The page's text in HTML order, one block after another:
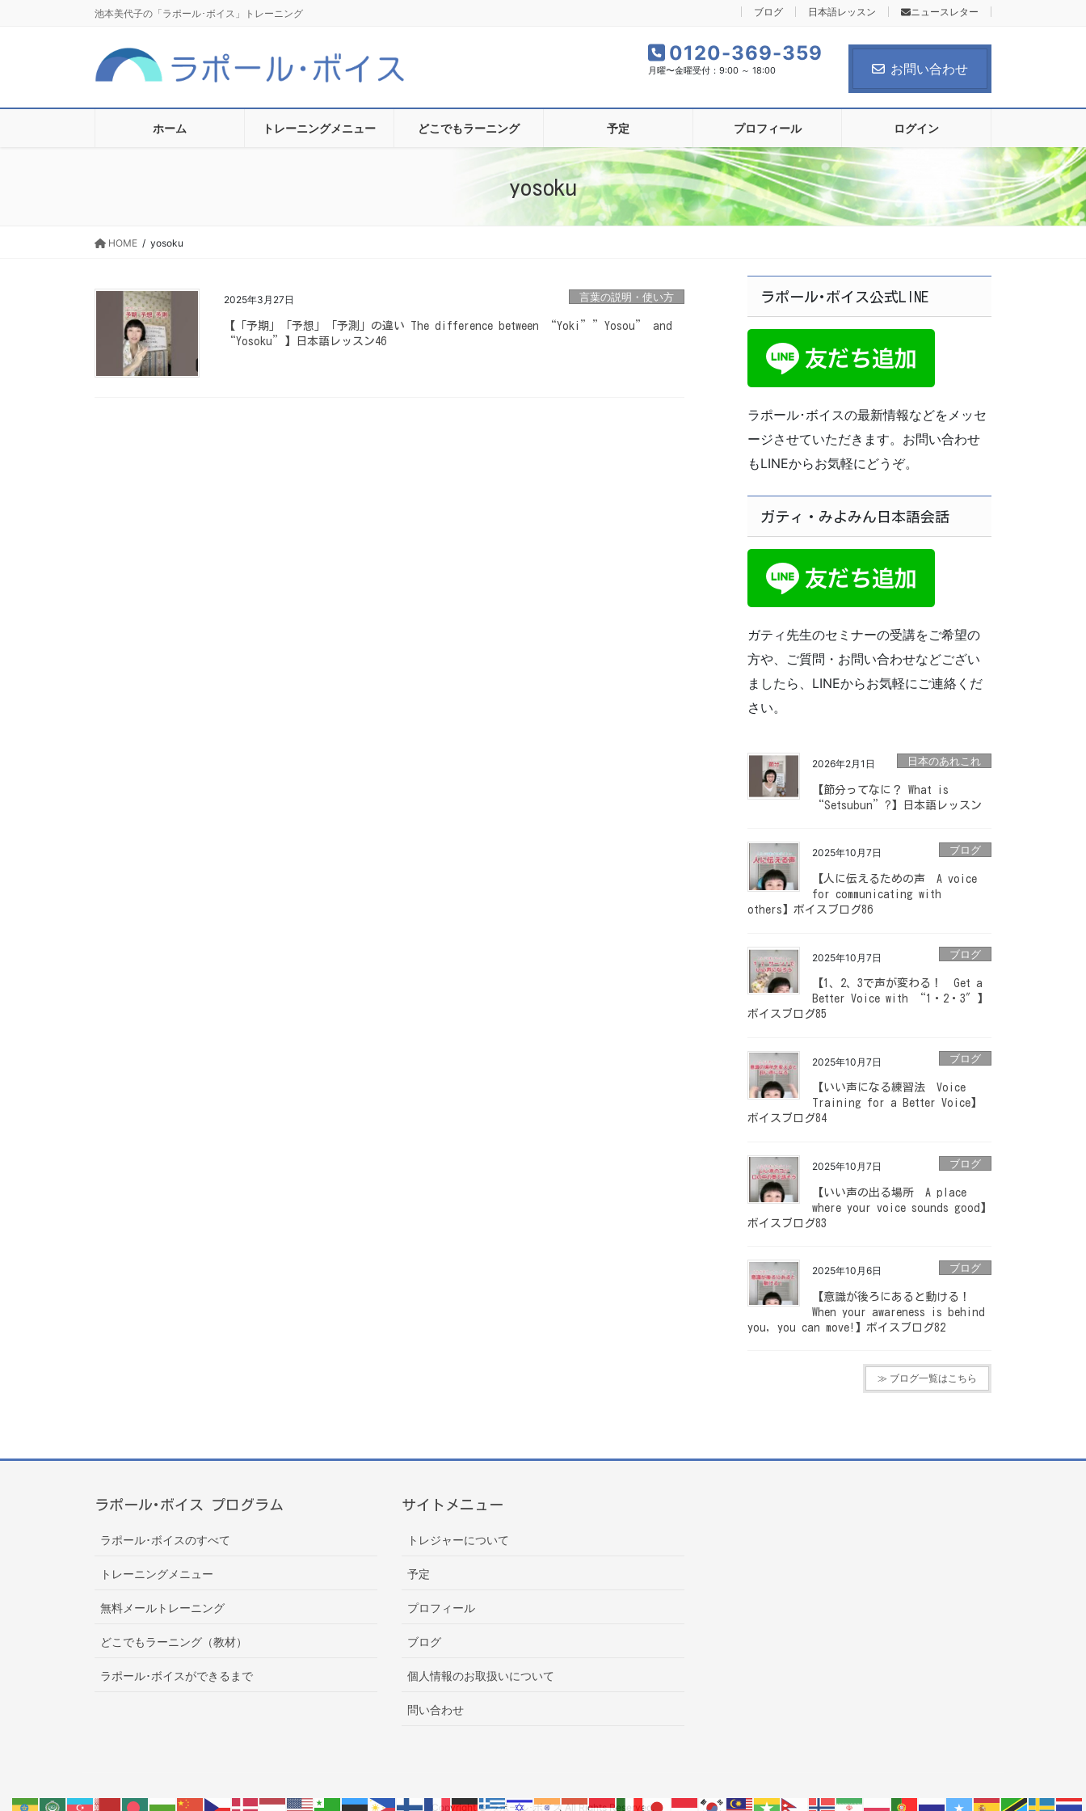
に
ョ
池本美代子の「ラポール･ボイス」トレーニング ブログ 日本語レッスン ニュースレター
0120-369-359
月曜〜金曜受付：9:00 ～ 18:00 お問い合わせ
ホーム トレーニングメニュー どこでもラーニング 予定 プロフィール ログイン
yosoku
HOME yosoku
2025年3月27日 言葉の説明・使い方
【「予期」「予想」「予測」の違い The difference between “Yoki””Yosou” and
“Yosoku”】日本語レッスン46
ラポール･ボイス公式LINE
ラポール･ボイスの最新情報などをメッセ
ージさせていただきます。お問い合わせ
もLINEからお気軽にどうぞ。
ガティ・みよみん日本語会話
ガティ先生のセミナーの受講をご希望の
方や、ご質問・お問い合わせなどござい
ましたら、LINEからお気軽にご連絡くだ
さい。
2026年2月1日 日本のあれこれ
【節分ってなに？ What is
“Setsubun”?】日本語レッスン
2025年10月7日 ブログ
【人に伝えるための声 A voice
for communicating with
others】ボイスブログ86
2025年10月7日 ブログ
【1、2、3で声が変わる！ Get a
Better Voice with “1・2・3″】
ボイスブログ85
2025年10月7日 ブログ
【いい声になる練習法 Voice
Training for a Better Voice】
ボイスブログ84
2025年10月7日 ブログ
【いい声の出る場所 A place
where your voice sounds good】
ボイスブログ83
2025年10月6日 ブログ
【意識が後ろにあると動ける！
When your awareness is behind
you, you can move!】ボイスブログ82
≫ ブログ一覧はこちら
ラポール･ボイス プログラム
ラポール･ボイスのすべて
トレーニングメニュー
無料メールトレーニング
どこでもラーニング（教材）
ラポール･ボイスができるまで
サイトメニュー
トレジャーについて
予定
プロフィール
ブログ
個人情報のお取扱いについて
問い合わせ
Copyright © ラポール･ボイス All Rights Reserved.